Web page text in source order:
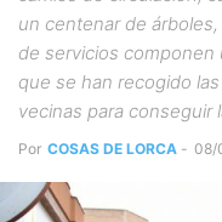
un centenar de
de servicios
que se han recogido
vecinas para conseguir
Por COSAS DE LORCA - 08/